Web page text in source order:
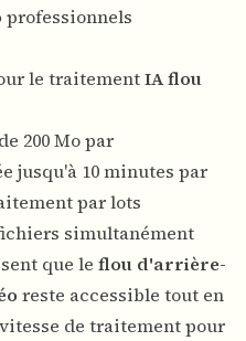
professionnels
le traitementIA flou
200 Mo par
jusqu'à 10 minutes par
par lots
simultanément
que le flou d'arrière-
reste accessible tout en
de traitement pour